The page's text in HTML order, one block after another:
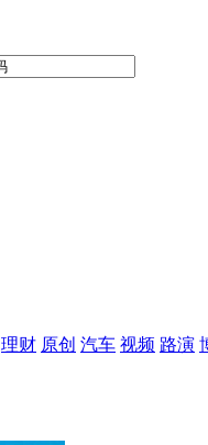
理财 原创 汽车 视频 路演